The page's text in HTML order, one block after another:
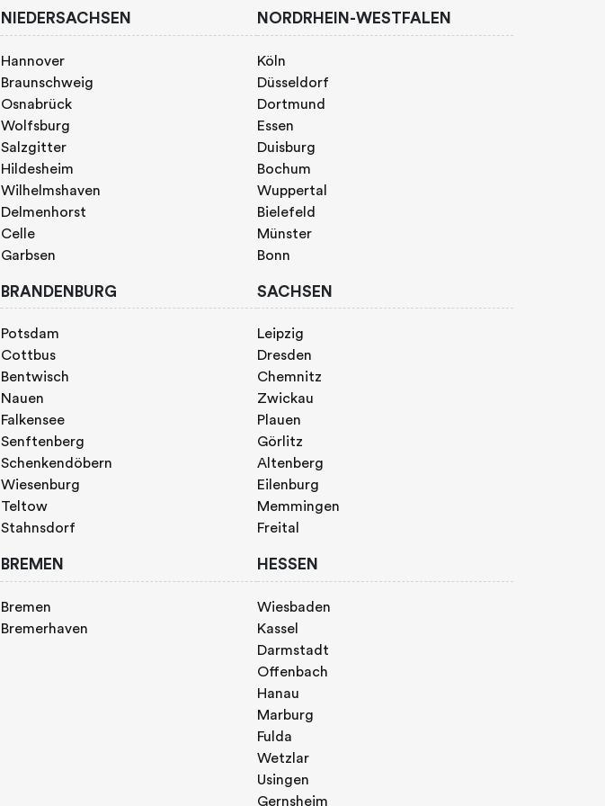
NIEDERSACHSEN
Hannover
Braunschweig
Osnabrück
Wolfsburg
Salzgitter
Hildesheim
Wilhelmshaven
Delmenhorst
Celle
Garbsen
NORDRHEIN-WESTFALEN
Köln
Düsseldorf
Dortmund
Essen
Duisburg
Bochum
Wuppertal
Bielefeld
Münster
Bonn
BRANDENBURG
Potsdam
Cottbus
Bentwisch
Nauen
Falkensee
Senftenberg
Schenkendöbern
Wiesenburg
Teltow
Stahnsdorf
SACHSEN
Leipzig
Dresden
Chemnitz
Zwickau
Plauen
Görlitz
Altenberg
Eilenburg
Memmingen
Freital
BREMEN
Bremen
Bremerhaven
HESSEN
Wiesbaden
Kassel
Darmstadt
Offenbach
Hanau
Marburg
Fulda
Wetzlar
Usingen
Gernsheim